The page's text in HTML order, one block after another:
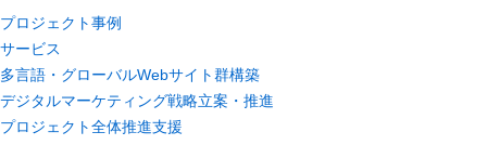
プロジェクト事例
サービス
多言語・グローバルWebサイト群構築
デジタルマーケティング戦略立案・推進
プロジェクト全体推進支援